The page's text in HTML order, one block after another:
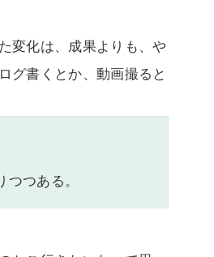
変化は、成果よりも、や
グ書くとか、動画撮ると
つある。